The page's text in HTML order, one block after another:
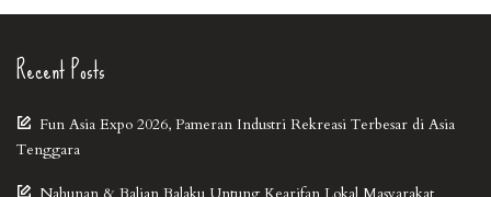
Recent Posts
Fun Asia Expo 2026, Pameran Industri Rekreasi Terbesar di Asia
Tenggara